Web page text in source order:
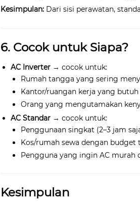
Kesimpulan: Dari sisi perawatan,
6. Cocok untuk Siapa?
AC Inverter → cocok untuk:
Rumah tangga yang sering
Kantor/ruangan kerja yang
Orang yang mengutamakan
AC Standar → cocok untuk:
Penggunaan singkat (2–3 jam
Kos/rumah sewa dengan budget
Pengguna yang ingin AC murah
Kesimpulan